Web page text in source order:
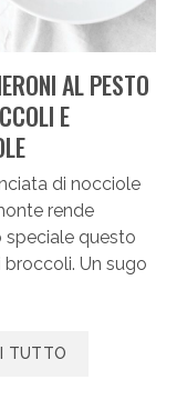
AL PESTO
E
di nocciole
rende
speciale questo
Un sugo
TUTTO